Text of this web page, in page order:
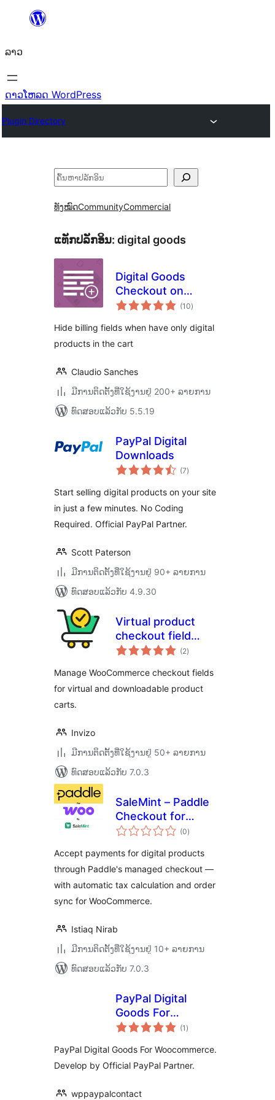
ທີ່
ເນື້ອຫາ
ລາວ
ດາວໂຫລດ WordPress
Plugin Directory
ຄົ້ນຫາ
ທັງໝົດCommunityCommercial
ແທັກປລັກອິນ: digital goods
Digital Goods
Checkout on
WooCommerce
(10ຄະແນນ
ທັງໝົດ
)
Hide billing fields when have only digital
products in the cart
Claudio Sanches
ມີການຕິດຕັ້ງທີ່ໃຊ້ງານຢູ່ 200+ ລາຍການ
ທົດສອບແລ້ວກັບ 5.5.19
PayPal Digital
Downloads
(7ຄະແນນ
ທັງໝົດ
)
Start selling digital products on your site
in just a few minutes. No Coding
Required. Official PayPal Partner.
Scott Paterson
ມີການຕິດຕັ້ງທີ່ໃຊ້ງານຢູ່ 90+ ລາຍການ
ທົດສອບແລ້ວກັບ 4.9.30
Virtual product
checkout field
manager for (2ຄະແນນ
ທັງໝົດ
)
Manage WooCommerce checkout fields
for virtual and downloadable product
carts.
Invizo
ມີການຕິດຕັ້ງທີ່ໃຊ້ງານຢູ່ 50+ ລາຍການ
ທົດສອບແລ້ວກັບ 7.0.3
SaleMint – Paddle
Checkout for
WooCommerce
(0ຄະແນນ
ທັງໝົດ
)
Accept payments for digital products
through Paddle's managed checkout —
with automatic tax calculation and order
sync for WooCommerce.
Istiaq Nirab
ມີການຕິດຕັ້ງທີ່ໃຊ້ງານຢູ່ 10+ ລາຍການ
ທົດສອບແລ້ວກັບ 7.0.3
PayPal Digital
Goods For
Woocommerce
(1 ຄະແນນ
ທັງໝົດ
)
PayPal Digital Goods For Woocommerce.
Develop by Official PayPal Partner.
wppaypalcontact